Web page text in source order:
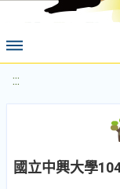
:::
國立中興大學